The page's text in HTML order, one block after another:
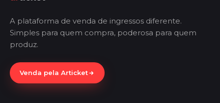
A plataforma de venda de ingressos diferente.
Simples para quem compra, poderosa para quem
produz.
Venda pela Articket